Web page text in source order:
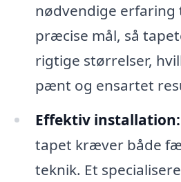
nødvendige erfaring
præcise mål, så
rigtige størrelser,
pænt og ensartet
Effektiv installation:
tapet kræver både
teknik. Et